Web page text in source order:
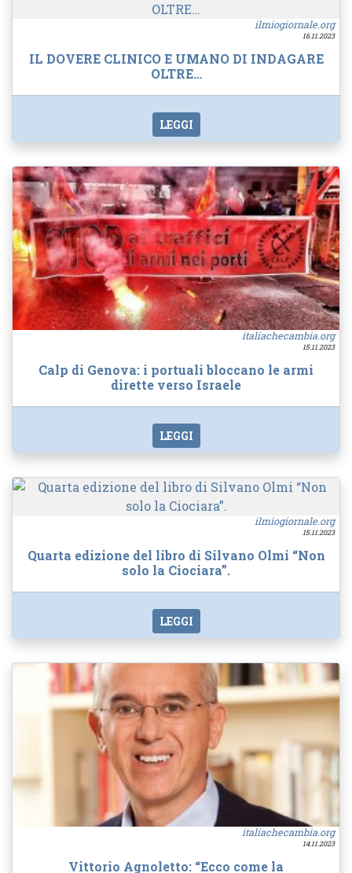
ilmiogiornale.org
16.11.2023
IL DOVERE CLINICO E UMANO DI INDAGARE
OLTRE…
LEGGI
italiachecambia.org
15.11.2023
Calp di Genova: i portuali bloccano le armi
dirette verso Israele
LEGGI
ilmiogiornale.org
15.11.2023
Quarta edizione del libro di Silvano Olmi “Non
solo la Ciociara”.
LEGGI
italiachecambia.org
14.11.2023
Vittorio Agnoletto: “Ecco come la